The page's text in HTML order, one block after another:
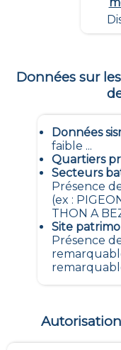
Données sur
Données
faible ...
Quartiers
Secteurs
Présence
(ex :
THON A
Site
Présence